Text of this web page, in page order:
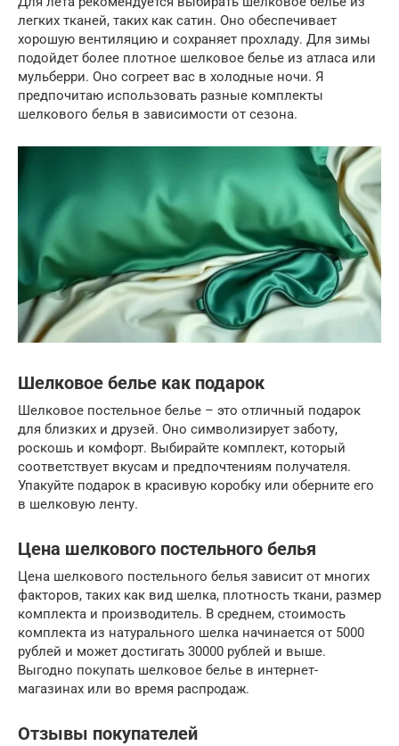
легких тканей, таких как сатин. Оно обеспечивает
хорошую вентиляцию и сохраняет прохладу. Для зимы
подойдет более плотное шелковое белье из атласа или
мульберри. Оно согреет вас в холодные ночи. Я
предпочитаю использовать разные комплекты
шелкового белья в зависимости от сезона.
Шелковое белье как подарок
Шелковое постельное белье – это отличный подарок
для близких и друзей. Оно символизирует заботу,
роскошь и комфорт. Выбирайте комплект, который
соответствует вкусам и предпочтениям получателя.
Упакуйте подарок в красивую коробку или оберните его
в шелковую ленту.
Цена шелкового постельного белья
Цена шелкового постельного белья зависит от многих
факторов, таких как вид шелка, плотность ткани, размер
комплекта и производитель. В среднем, стоимость
комплекта из натурального шелка начинается от 5000
рублей и может достигать 30000 рублей и выше.
Выгодно покупать шелковое белье в интернет-
магазинах или во время распродаж.
Отзывы покупателей